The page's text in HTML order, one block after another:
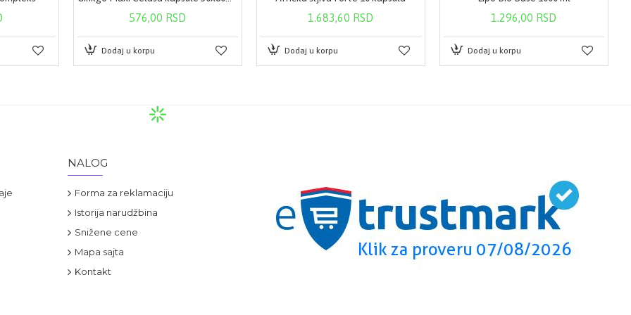
576,00 RSD
Dodaj u korpu
1.683,60 RSD
Dodaj u korpu
1.296,00 RSD
Dodaj u korpu
NALOG
Forma za reklamaciju
Istorija narudžbina
Snižene cene
Mapa sajta
Kontakt